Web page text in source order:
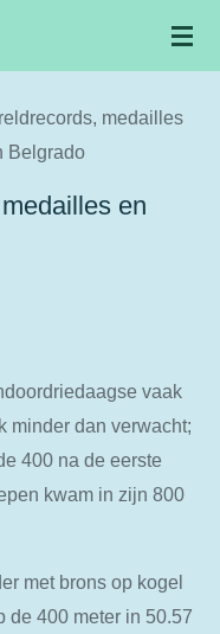
medailles
Belgrado
en
vaak
minder dan verwacht;
400 na de eerste
kwam in zijn 800
met brons op kogel
de 400 meter in 50.57